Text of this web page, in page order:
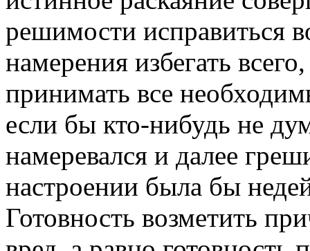
решимости исправиться
намерения избегать
принимать все
если бы кто-нибудь не
намеревался и далее
настроении была бы
Готовность возметить